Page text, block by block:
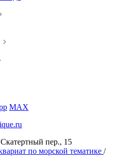
MAX
пер., 15
по морской тематике /